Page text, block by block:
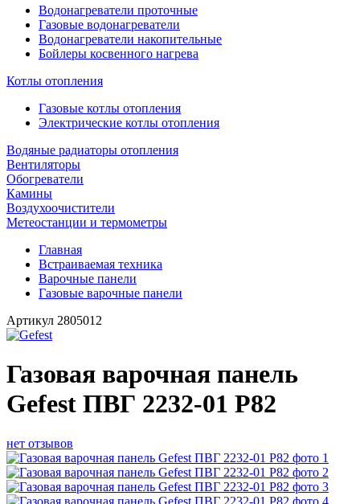
Водонагреватели проточные
Газовые водонагреватели
Водонагреватели накопительные
Бойлеры косвенного нагрева
Котлы отопления
Газовые котлы отопления
Электрические котлы отопления
Водяные радиаторы отопления
Вентиляторы
Обогреватели
Камины
Воздухоочистители
Метеостанции и термометры
Главная
Встраиваемая техника
Варочные панели
Газовые варочные панели
Артикул 2805012
Газовая варочная панель
Gefest ПВГ 2232-01 Р82
нет отзывов